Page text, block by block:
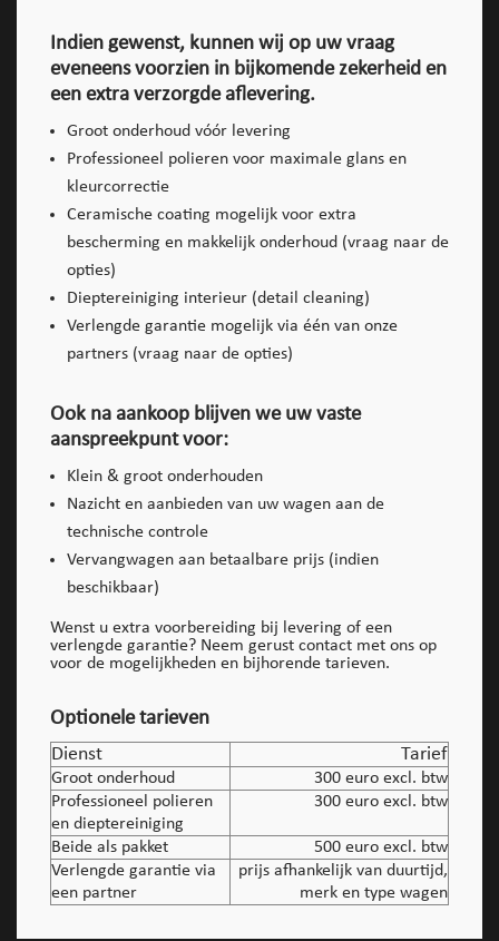
Indien gewenst, kunnen wij op uw vraag
eveneens voorzien in bijkomende zekerheid en
een extra verzorgde aflevering.
Groot onderhoud vóór levering
Professioneel polieren voor maximale glans en
kleurcorrectie
Ceramische coating mogelijk voor extra
bescherming en makkelijk onderhoud (vraag naar de
opties)
Dieptereiniging interieur (detail cleaning)
Verlengde garantie mogelijk via één van onze
partners (vraag naar de opties)
Ook na aankoop blijven we uw vaste
aanspreekpunt voor:
Klein & groot onderhouden
Nazicht en aanbieden van uw wagen aan de
technische controle
Vervangwagen aan betaalbare prijs (indien
beschikbaar)
Wenst u extra voorbereiding bij levering of een
verlengde garantie? Neem gerust contact met ons op
voor de mogelijkheden en bijhorende tarieven.
Optionele tarieven
Dienst Tarief
Groot onderhoud
300 euro excl. btw
Professioneel polieren
en dieptereiniging
300 euro excl. btw
Beide als pakket
500 euro excl. btw
Verlengde garantie via
een partner
prijs afhankelijk van duurtijd,
merk en type wagen